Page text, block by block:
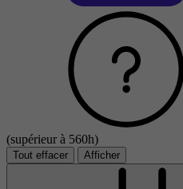
(supérieur à 560h)
Tout effacer Afficher